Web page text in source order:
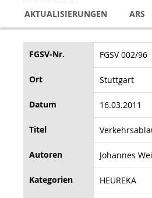
AKTUALISIERUNGEN ARS
FGSV-Nr. FGSV 002/96
Ort Stuttgart
Datum 16.03.2011
Titel
Autoren Johannes
Kategorien HEUREKA